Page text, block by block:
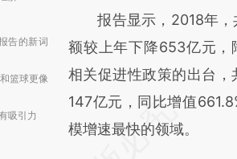
告的新词
篮球更像
吸引力
报告显示，2018年，
额较上年下降653亿元，
相关促进性政策的出台，
147亿元，同比增值
模增速最快的领域。